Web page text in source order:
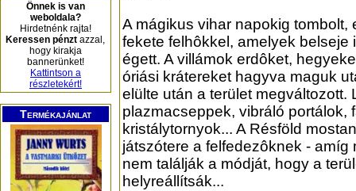
Önnek is van
weboldala?
Hirdetnénk rajta!
Keressen pénzt azzal,
hogy kirakja
bannerünket!
Kattintson a
részletekért!
Termékajánlat
A mágikus vihar napokig tombolt,
fekete felhôkkel, amelyek belseje
égett. A villámok erdôket,
óriási krátereket hagyva maguk
elülte után a terület megváltozott.
plazmacseppek, vibráló portálok,
kristálytornyok... A Résföld
játszótere a felfedezôknek - amíg
nem találják a módját, hogy a
helyreállítsák...